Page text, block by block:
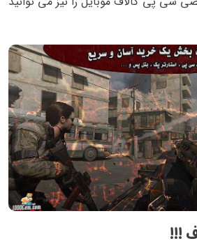
!!!